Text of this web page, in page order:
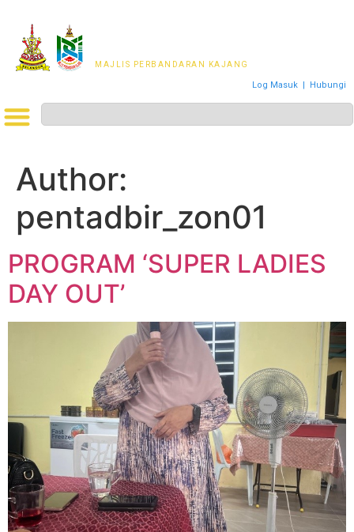
MAJLIS PERBANDARAN KAJANG
Log Masuk | Hubungi
Author:
pentadbir_zon01
PROGRAM ‘SUPER LADIES
DAY OUT’